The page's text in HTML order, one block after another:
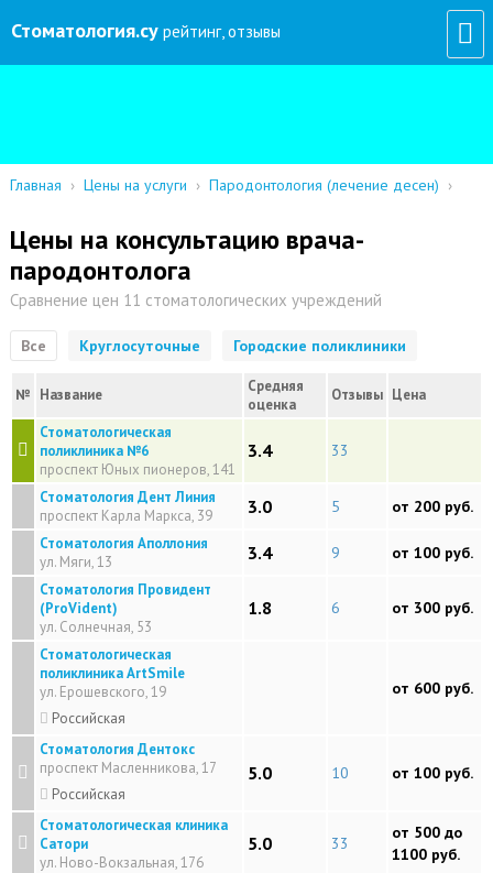
Стоматология.су рейтинг, отзывы
Главная › Цены на услуги › Пародонтология (лечение десен) ›
Цены на консультацию врача-
пародонтолога
Сравнение цен 11 стоматологических учреждений
Все Круглосуточные Городские поликлиники
№ Название
Средняя
оценка
Отзывы Цена
Стоматологическая
поликлиника №6
проспект Юных пионеров, 141
3.4 33
Стоматология Дент Линия
проспект Карла Маркса, 39
3.0 5 от 200 руб.
Стоматология Аполлония
ул. Мяги, 13
3.4 9 от 100 руб.
Стоматология Провидент
(ProVident)
ул. Солнечная, 53
1.8 6 от 300 руб.
Стоматологическая
поликлиника ArtSmile
ул. Ерошевского, 19
Российская
от 600 руб.
Стоматология Дентокс
проспект Масленникова, 17
Российская
5.0 10 от 100 руб.
Стоматологическая клиника
Сатори
ул. Hово-Вокзальная, 176
5.0 33
от 500 до
1100 руб.